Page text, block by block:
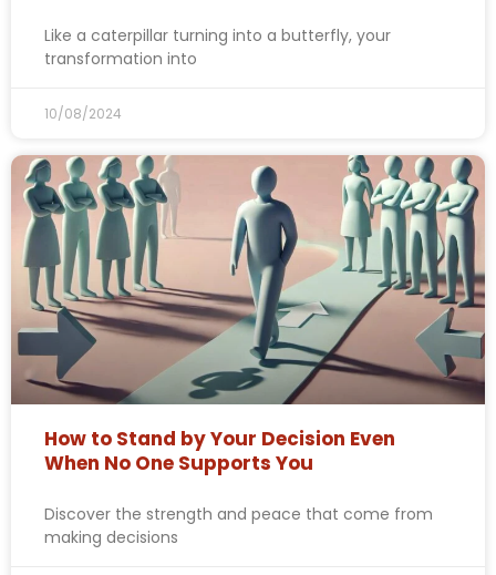
Like a caterpillar turning into a butterfly, your
transformation into
10/08/2024
How to Stand by Your Decision Even
When No One Supports You
Discover the strength and peace that come from
making decisions